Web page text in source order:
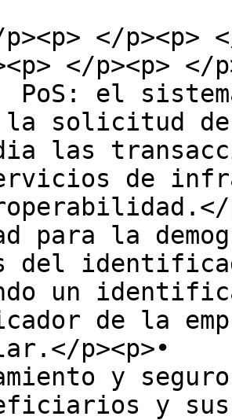
</p><p>
</p><p> </
PoS: el
la solicitud de
las
de
para la
del
un
de la
p><p>•
y
y